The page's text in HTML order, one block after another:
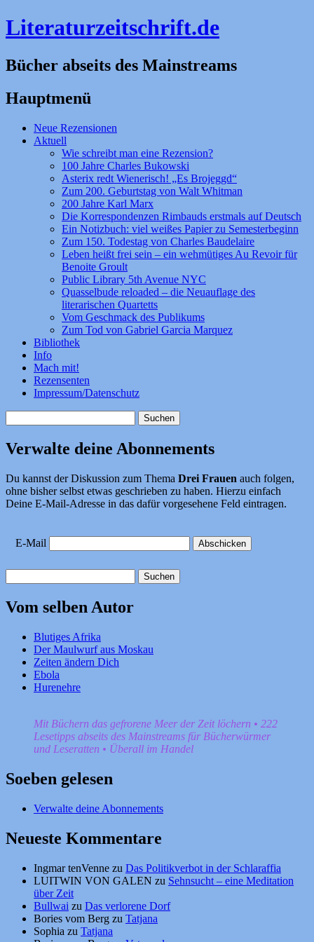
Literaturzeitschrift.de
Bücher abseits des Mainstreams
Hauptmenü
Zum
Inhalt
Neue Rezensionen
Aktuell
Wie schreibt man eine Rezension?
100 Jahre Charles Bukowski
Asterix redt Wienerisch! „Es Brojeggd“
Zum 200. Geburtstag von Walt Whitman
200 Jahre Karl Marx
Die Korrespondenzen Rimbauds erstmals auf Deutsch
Ein Notizbuch: viel weißes Papier zu Semesterbeginn
Zum 150. Todestag von Charles Baudelaire
Leben heißt frei sein – ein wehmütiges Au Revoir für
Benoite Groult
Public Library 5th Avenue NYC
Quasselbude reloaded – die Neuauflage des
literarischen Quartetts
Vom Geschmack des Publikums
Zum Tod von Gabriel Garcia Marquez
Bibliothek
Info
Mach mit!
Rezensenten
Impressum/Datenschutz
nach:
Verwalte deine Abonnements
Du kannst der Diskussion zum Thema Drei Frauen auch folgen,
ohne bisher selbst etwas geschrieben zu haben. Hierzu einfach
Deine E-Mail-Adresse in das dafür vorgesehene Feld eintragen.
E-Mail
nach:
Vom selben Autor
Blutiges Afrika
Der Maulwurf aus Moskau
Zeiten ändern Dich
Ebola
Hurenehre
Mit Büchern das gefrorene Meer der Zeit löchern • 222
Lesetipps abseits des Mainstreams für Bücherwürmer
und Leseratten • Überall im Handel
Soeben gelesen
Verwalte deine Abonnements
Neueste Kommentare
Ingmar tenVenne zu Das Politikverbot in der Schlaraffia
LUITWIN VON GALEN zu Sehnsucht – eine Meditation
über Zeit
Bullwai zu Das verlorene Dorf
Bories vom Berg zu Tatjana
Sophia zu Tatjana